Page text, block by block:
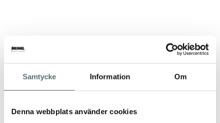
Samtycke Information Om
Denna webbplats använder cookies